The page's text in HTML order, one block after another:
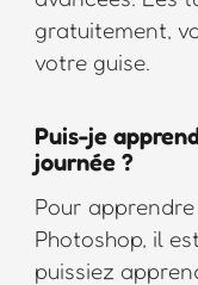
gratuitement,
votre guise.
Puis-je
journée ?
Pour
Photoshop, il
puissiez